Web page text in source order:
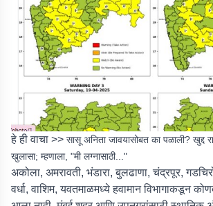
हे ही वाचा >> सासू अनिता जावयासोबत का पळाली?
खुलासा; म्हणाला, "मी लग्नासाठी..."
अकोला, अमरावती, भंडारा, बुलढाणा, चंद्रपूर,
वर्धा, वाशिम, यवतमाळमध्ये हवामान विभागाकडून